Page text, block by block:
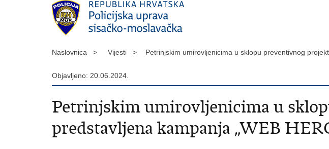
Naslovnica > Vijesti > Petrinjskim umirovljenicima u sklopu preventivnog
Objavljeno: 20.06.2024.
Petrinjskim umirovljenicima u
predstavljena kampanja „WEB